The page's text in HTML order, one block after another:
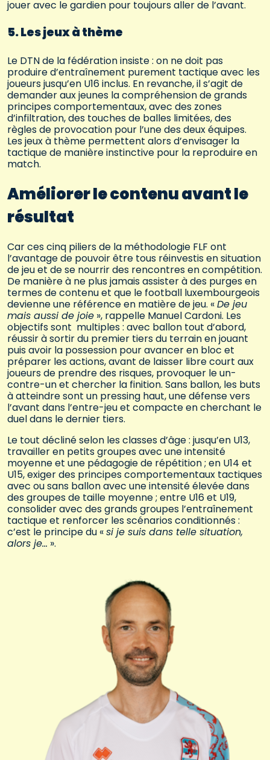
jouer avec le gardien pour toujours aller de l’avant.
5. Les jeux à thème
Le DTN de la fédération insiste : on ne doit pas
produire d’entraînement purement tactique avec les
joueurs jusqu’en U16 inclus. En revanche, il s’agit de
demander aux jeunes la compréhension de grands
principes comportementaux, avec des zones
d’infiltration, des touches de balles limitées, des
règles de provocation pour l’une des deux équipes.
Les jeux à thème permettent alors d’envisager la
tactique de manière instinctive pour la reproduire en
match.
Améliorer le contenu avant le
résultat
Car ces cinq piliers de la méthodologie FLF ont
l’avantage de pouvoir être tous réinvestis en situation
de jeu et de se nourrir des rencontres en compétition.
De manière à ne plus jamais assister à des purges en
termes de contenu et que le football luxembourgeois
devienne une référence en matière de jeu. «De jeu
mais aussi de joie », rappelle Manuel Cardoni. Les
objectifs sont multiples : avec ballon tout d’abord,
réussir à sortir du premier tiers du terrain en jouant
puis avoir la possession pour avancer en bloc et
préparer les actions, avant de laisser libre court aux
joueurs de prendre des risques, provoquer le un-
contre-un et chercher la finition. Sans ballon, les buts
à atteindre sont un pressing haut, une défense vers
l’avant dans l’entre-jeu et compacte en cherchant le
duel dans le dernier tiers.
Le tout décliné selon les classes d’âge : jusqu’en U13,
travailler en petits groupes avec une intensité
moyenne et une pédagogie de répétition ; en U14 et
U15, exiger des principes comportementaux tactiques
avec ou sans ballon avec une intensité élevée dans
des groupes de taille moyenne ; entre U16 et U19,
consolider avec des grands groupes l’entraînement
tactique et renforcer les scénarios conditionnés :
c’est le principe du «si je suis dans telle situation,
alors je… ».